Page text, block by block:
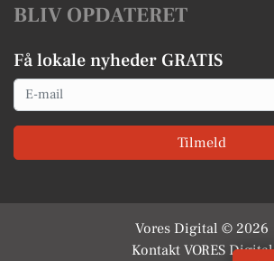
BLIV OPDATERET
Få lokale nyheder GRATIS
Email
Tilmeld
Vores Digital © 2026
Kontakt VORES Digital